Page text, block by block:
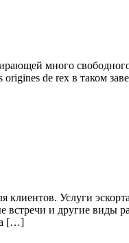
много
de rex в таком
Услуги
и другие виды
[…]